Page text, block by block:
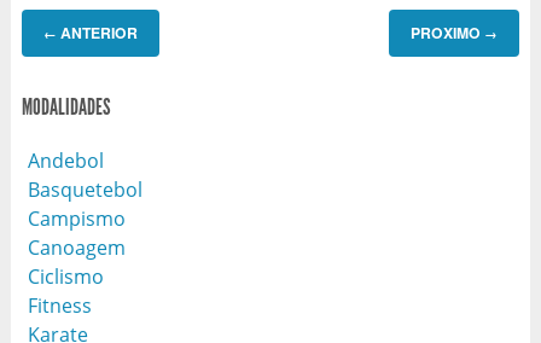
← ANTERIOR PROXIMO →
MODALIDADES
Andebol
Basquetebol
Campismo
Canoagem
Ciclismo
Fitness
Karate